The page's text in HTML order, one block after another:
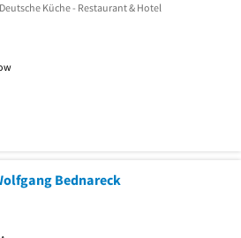
Küche - Restaurant & Hotel
Bednareck